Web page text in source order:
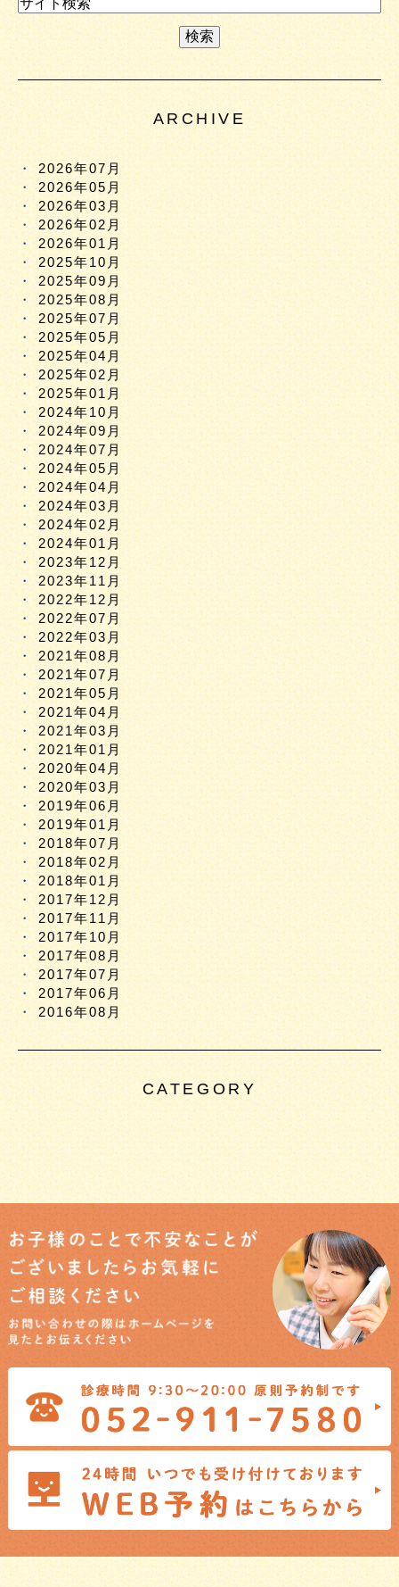
ARCHIVE
2026年07月
2026年05月
2026年03月
2026年02月
2026年01月
2025年10月
2025年09月
2025年08月
2025年07月
2025年05月
2025年04月
2025年02月
2025年01月
2024年10月
2024年09月
2024年07月
2024年05月
2024年04月
2024年03月
2024年02月
2024年01月
2023年12月
2023年11月
2022年12月
2022年07月
2022年03月
2021年08月
2021年07月
2021年05月
2021年04月
2021年03月
2021年01月
2020年04月
2020年03月
2019年06月
2019年01月
2018年07月
2018年02月
2018年01月
2017年12月
2017年11月
2017年10月
2017年08月
2017年07月
2017年06月
2016年08月
CATEGORY